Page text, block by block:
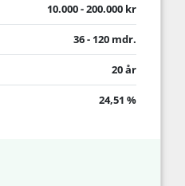
10.000 - 200.000 kr
36 - 120 mdr.
20 år
24,51 %